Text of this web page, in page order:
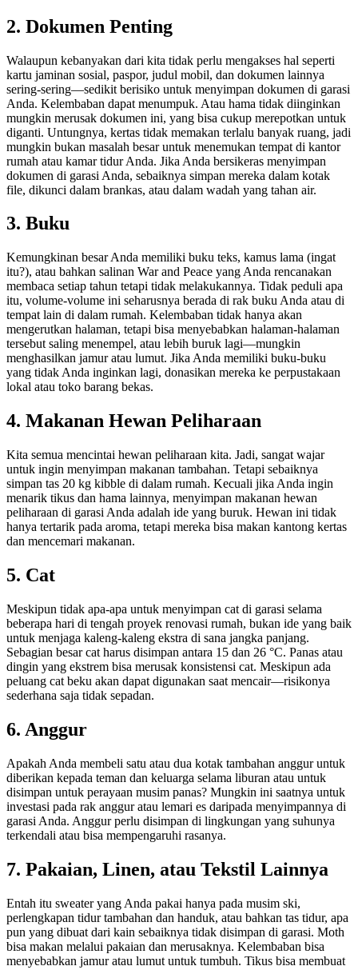
2. Dokumen Penting
Walaupun kebanyakan dari kita tidak perlu mengakses hal seperti
kartu jaminan sosial, paspor, judul mobil, dan dokumen lainnya
sering-sering—sedikit berisiko untuk menyimpan dokumen di garasi
Anda. Kelembaban dapat menumpuk. Atau hama tidak diinginkan
mungkin merusak dokumen ini, yang bisa cukup merepotkan untuk
diganti. Untungnya, kertas tidak memakan terlalu banyak ruang, jadi
mungkin bukan masalah besar untuk menemukan tempat di kantor
rumah atau kamar tidur Anda. Jika Anda bersikeras menyimpan
dokumen di garasi Anda, sebaiknya simpan mereka dalam kotak
file, dikunci dalam brankas, atau dalam wadah yang tahan air.
3. Buku
Kemungkinan besar Anda memiliki buku teks, kamus lama (ingat
itu?), atau bahkan salinan War and Peace yang Anda rencanakan
membaca setiap tahun tetapi tidak melakukannya. Tidak peduli apa
itu, volume-volume ini seharusnya berada di rak buku Anda atau di
tempat lain di dalam rumah. Kelembaban tidak hanya akan
mengerutkan halaman, tetapi bisa menyebabkan halaman-halaman
tersebut saling menempel, atau lebih buruk lagi—mungkin
menghasilkan jamur atau lumut. Jika Anda memiliki buku-buku
yang tidak Anda inginkan lagi, donasikan mereka ke perpustakaan
lokal atau toko barang bekas.
4. Makanan Hewan Peliharaan
Kita semua mencintai hewan peliharaan kita. Jadi, sangat wajar
untuk ingin menyimpan makanan tambahan. Tetapi sebaiknya
simpan tas 20 kg kibble di dalam rumah. Kecuali jika Anda ingin
menarik tikus dan hama lainnya, menyimpan makanan hewan
peliharaan di garasi Anda adalah ide yang buruk. Hewan ini tidak
hanya tertarik pada aroma, tetapi mereka bisa makan kantong kertas
dan mencemari makanan.
5. Cat
Meskipun tidak apa-apa untuk menyimpan cat di garasi selama
beberapa hari di tengah proyek renovasi rumah, bukan ide yang baik
untuk menjaga kaleng-kaleng ekstra di sana jangka panjang.
Sebagian besar cat harus disimpan antara 15 dan 26 °C. Panas atau
dingin yang ekstrem bisa merusak konsistensi cat. Meskipun ada
peluang cat beku akan dapat digunakan saat mencair—risikonya
sederhana saja tidak sepadan.
6. Anggur
Apakah Anda membeli satu atau dua kotak tambahan anggur untuk
diberikan kepada teman dan keluarga selama liburan atau untuk
disimpan untuk perayaan musim panas? Mungkin ini saatnya untuk
investasi pada rak anggur atau lemari es daripada menyimpannya di
garasi Anda. Anggur perlu disimpan di lingkungan yang suhunya
terkendali atau bisa mempengaruhi rasanya.
7. Pakaian, Linen, atau Tekstil Lainnya
Entah itu sweater yang Anda pakai hanya pada musim ski,
perlengkapan tidur tambahan dan handuk, atau bahkan tas tidur, apa
pun yang dibuat dari kain sebaiknya tidak disimpan di garasi. Moth
bisa makan melalui pakaian dan merusaknya. Kelembaban bisa
menyebabkan jamur atau lumut untuk tumbuh. Tikus bisa membuat